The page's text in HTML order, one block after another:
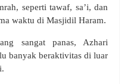
seperti tawaf, sa’i, dan
waktu di Masjidil Haram.
sangat panas, Azhari
banyak beraktivitas di luar